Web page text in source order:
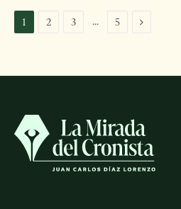
1 2 3 … 5 Siguiente